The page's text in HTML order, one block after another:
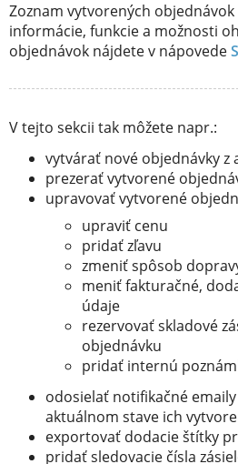
Zoznam vytvorených
informácie, funkcie a možnosti
objednávok nájdete v nápovede
V tejto sekcii tak môžete napr.:
vytvárať nové objednávky z
prezerať vytvorené
upravovať vytvorené
upraviť cenu
pridať zľavu
zmeniť spôsob
meniť fakturačné,
údaje
rezervovať skladové
objednávku
pridať internú
odosielať notifikačné emaily
aktuálnom stave ich
exportovať dodacie štítky
pridať sledovacie čísla